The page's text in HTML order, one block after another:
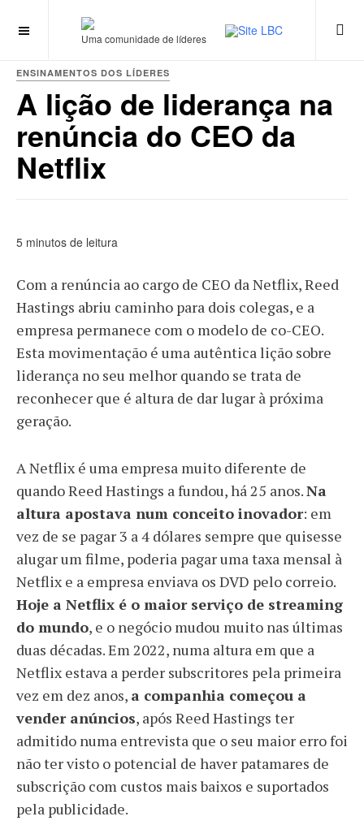
Uma comunidade de líderes
ENSINAMENTOS DOS LÍDERES
A lição de liderança na
renúncia do CEO da
Netflix
5 minutos de leitura
Com a renúncia ao cargo de CEO da Netflix, Reed
Hastings abriu caminho para dois colegas, e a
empresa permanece com o modelo de co-CEO.
Esta movimentação é uma autêntica lição sobre
liderança no seu melhor quando se trata de
reconhecer que é altura de dar lugar à próxima
geração.
A Netflix é uma empresa muito diferente de
quando Reed Hastings a fundou, há 25 anos.Na
altura apostava num conceito inovador: em
vez de se pagar 3 a 4 dólares sempre que quisesse
alugar um filme, poderia pagar uma taxa mensal à
Netflix e a empresa enviava os DVD pelo correio.
Hoje a Netflix é o maior serviço de streaming
do mundo, e o negócio mudou muito nas últimas
duas décadas. Em 2022, numa altura em que a
Netflix estava a perder subscritores pela primeira
vez em dez anos, a companhia começou a
vender anúncios, após Reed Hastings ter
admitido numa entrevista que o seu maior erro foi
não ter visto o potencial de haver patamares de
subscrição com custos mais baixos e suportados
pela publicidade.